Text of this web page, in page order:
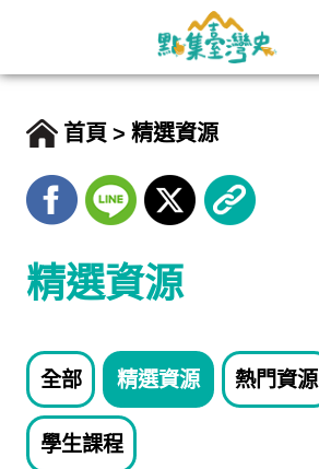
首頁 精選資源
精選資源
全部 精選資源 熱門資源
學生課程